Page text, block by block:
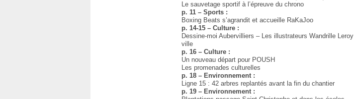
Le sauvetage sportif à l’épreuve du chrono
p. 11 – Sports :
Boxing Beats s’agrandit et accueille RaKaJoo
p. 14-15 – Culture :
Dessine-moi Aubervilliers – Les illustrateurs Wandrille
ville
p. 16 – Culture :
Un nouveau départ pour POUSH
Les promenades culturelles
p. 18 – Environnement :
Ligne 15 : 42 arbres replantés avant la fin du chantier
p. 19 – Environnement :